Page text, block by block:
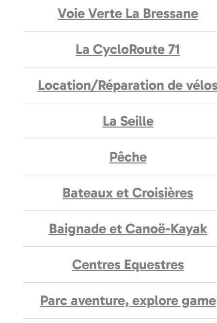
Voie Verte La Bressane
La CycloRoute 71
Location/Réparation de
La Seille
Pêche
Bateaux et Croisières
Baignade et Canoë-Kayak
Centres Equestres
Parc aventure, explore game